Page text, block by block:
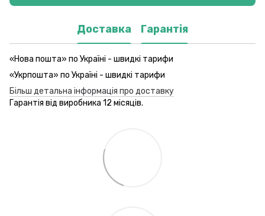
Доставка Гарантія
«Нова пошта» по Україні - швидкі тарифи
«Укрпошта» по Україні - швидкі тарифи
Більш детальна інформація про доставку
Гарантія від виробника 12 місяців.